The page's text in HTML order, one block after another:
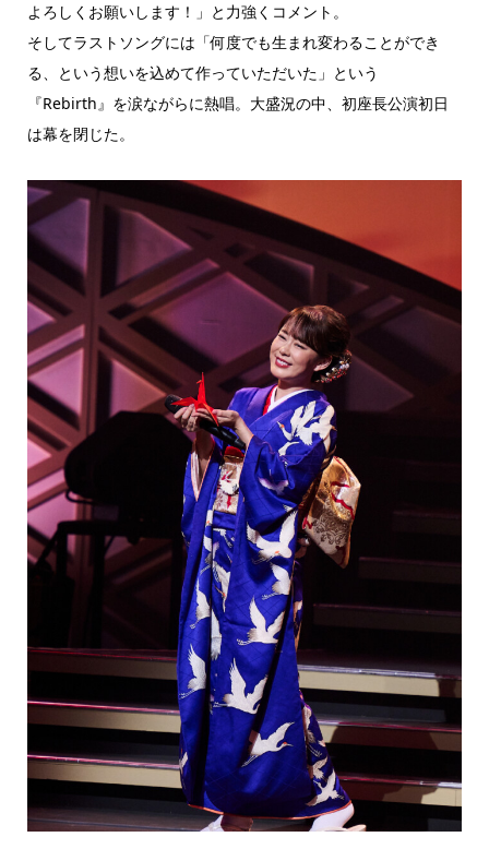
よろしくお願いします！」と力強くコメント。
そしてラストソングには「何度でも生まれ変わることができ
る、という想いを込めて作っていただいた」という
『Rebirth』を涙ながらに熱唱。大盛況の中、初座長公演初日
は幕を閉じた。